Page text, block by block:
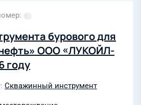
бурового для
ООО «ЛУКОЙЛ-
году
Скважинный инструмент